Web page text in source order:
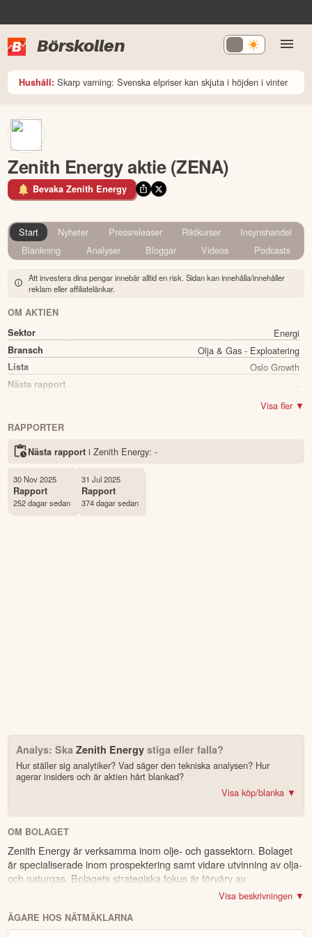
Börskollen
Hushåll: Skarp varning: Svenska elpriser kan skjuta i höjden i vinter
Zenith Energy aktie (ZENA)
Bevaka Zenith Energy
Start Nyheter Pressreleaser Riktkurser
Insynshandel
Blankning
Analyser Bloggar Videos Podcasts
Att investera dina pengar innebär alltid en risk. Sidan kan innehålla/innehåller
reklam eller affiliatelänkar.
OM AKTIEN
Sektor
Energi
Bransch Olja & Gas - Exploatering
Lista Oslo Growth
Nästa rapport -
Nej
Status
Första handelsdag
Antal ägare Avanza
Visa fler ▼
RAPPORTER
Nästa rapport i Zenith Energy: -
30 Nov 2025
Rapport
252 dagar sedan
31 Jul 2025
Rapport
374 dagar sedan
Analys: Ska Zenith Energystiga eller falla?
Hur ställer sig analytiker? Vad säger den tekniska analysen? Hur
agerar insiders och är aktien hårt blankad?
erbjudandet!
4.2av 5
Trustpilot
10 000+ olika marknader samlade – aktier, ETF:er & krypto
För- & efterhandel på utvalda börser – ligg steget före
Visa köp/blanka ▼
OM BOLAGET
Zenith Energy är verksamma inom olje- och gassektorn. Bolaget
är specialiserade inom prospektering samt vidare utvinning av olja-
och naturgas. Bolagets strategiska fokus är förvärv av
energiproduktionsverksamheter, särskilt inom solenergi, samt
energiproduktionstillgångar belägna i Italien och Tunisien, samt
andra internationella ärenden. Kunderna består huvudsakligen av
Visa beskrivningen ▼
ÄGARE HOS NÄTMÄKLARNA